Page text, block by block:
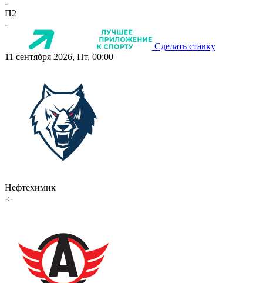
-
П2
-
Сделать ставку
11 сентября 2026, Пт, 00:00
Нефтехимик
-:-